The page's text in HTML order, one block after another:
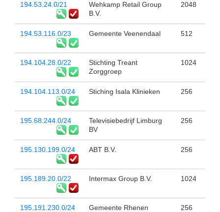
194.53.24.0/21
Wehkamp Retail Group
B.V.
2048
194.53.116.0/23 Gemeente Veenendaal 512
194.104.28.0/22
Stichting Treant
Zorggroep
1024
194.104.113.0/24 Stiching Isala Klinieken 256
195.68.244.0/24
Televisiebedrijf Limburg
BV
256
195.130.199.0/24 ABT B.V. 256
195.189.20.0/22 Intermax Group B.V. 1024
195.191.230.0/24 Gemeente Rhenen 256